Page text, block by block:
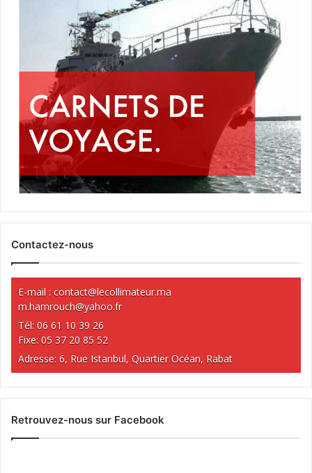
Contactez-nous
E-mail : contact@lecollimateur.ma
m.hamrouch@yahoo.fr
Tél: 06 61 10 39 26
Fixe: 05 37 20 85 52
Adresse: 6, Rue Istanbul, Quartier Océan, Rabat
Retrouvez-nous sur Facebook